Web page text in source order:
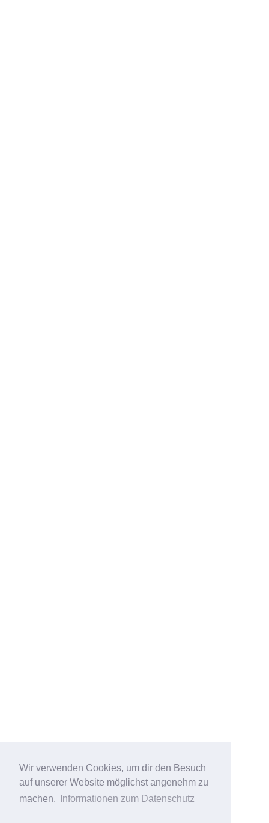
Wir verwenden Cookies, um dir den Besuch
auf unserer Website möglichst angenehm zu
machen.
Informationen zum Datenschutz